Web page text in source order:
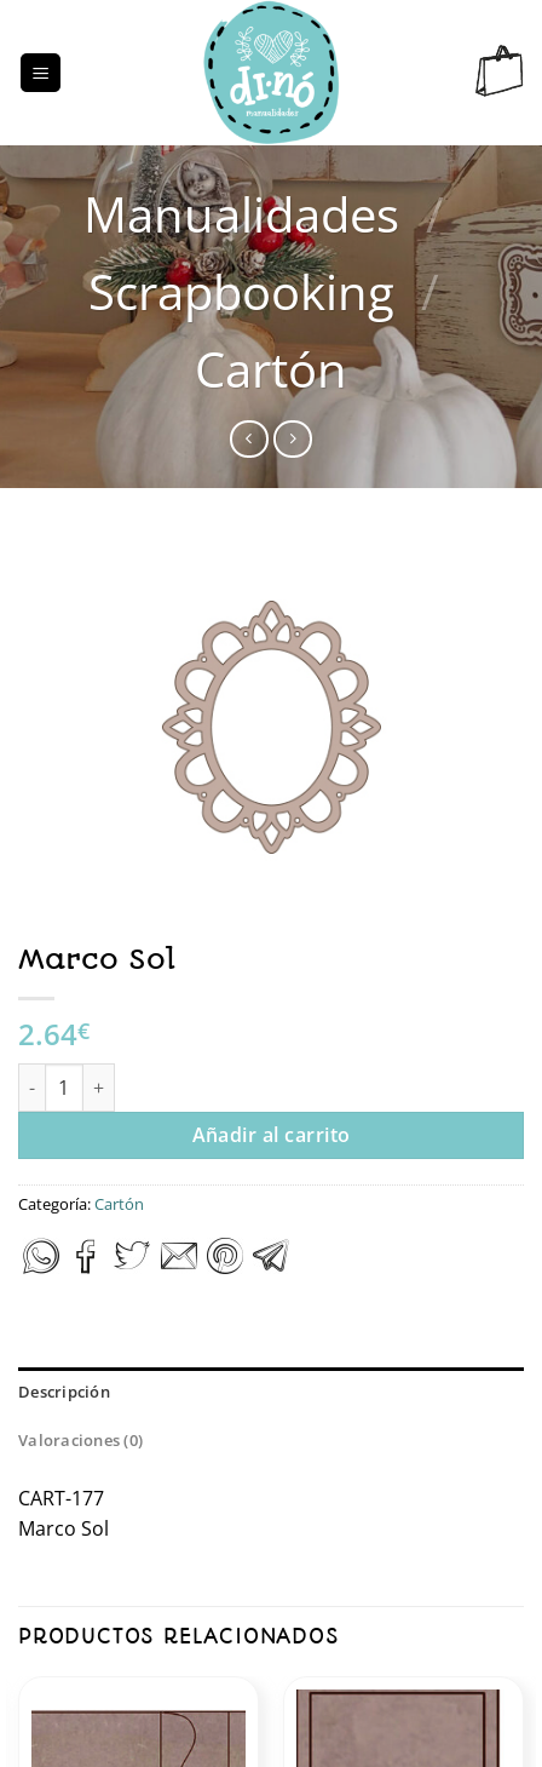
contenido
Manualidades /
Scrapbooking /
Cartón
Marco Sol
2.64€
Marco Sol cantidad
Añadir al carrito
Categoría:Cartón
Descripción
Valoraciones (0)
CART-177
Marco Sol
PRODUCTOS RELACIONADOS